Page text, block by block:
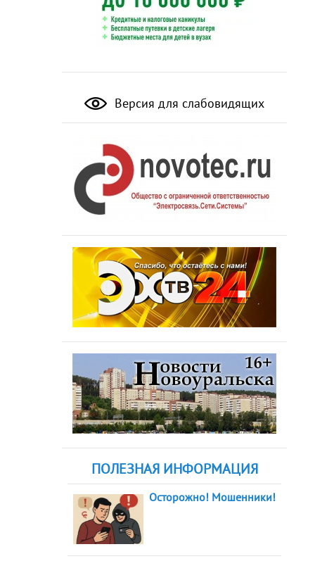
Версия для слабовидящих
ПОЛЕЗНАЯ ИНФОРМАЦИЯ
Осторожно! Мошенники!